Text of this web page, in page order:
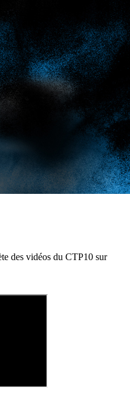
des vidéos du CTP10 sur